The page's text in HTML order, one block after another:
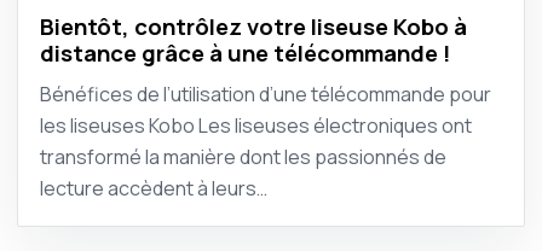
Bientôt, contrôlez votre liseuse Kobo à
distance grâce à une télécommande !
Bénéfices de l’utilisation d’une télécommande pour
les liseuses Kobo Les liseuses électroniques ont
transformé la manière dont les passionnés de
lecture accèdent à leurs…